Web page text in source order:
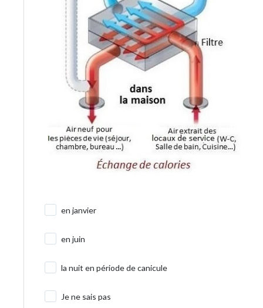
en janvier
en juin
la nuit en période de canicule
Je ne sais pas